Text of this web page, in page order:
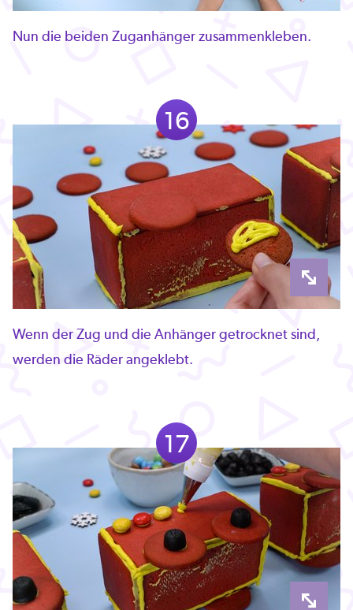
Nun die beiden Zuganhänger zusammenkleben.
16
Wenn der Zug und die Anhänger getrocknet sind,
werden die Räder angeklebt.
17